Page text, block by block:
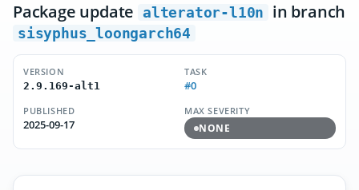
Package update alterator-l10n in branch
sisyphus_loongarch64
VERSION
2.9.169-alt1
TASK
#0
PUBLISHED
2025-09-17
MAX SEVERITY
NONE